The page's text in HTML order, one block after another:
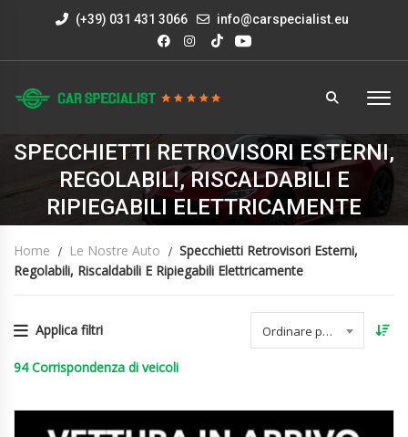
(+39) 031 431 3066 info@carspecialist.eu
SPECCHIETTI RETROVISORI ESTERNI,
REGOLABILI, RISCALDABILI E
RIPIEGABILI ELETTRICAMENTE
Home Le Nostre Auto
Specchietti Retrovisori Esterni,
Regolabili, Riscaldabili E Ripiegabili Elettricamente
Applica filtri Ordinare per data
94 Corrispondenza di veicoli